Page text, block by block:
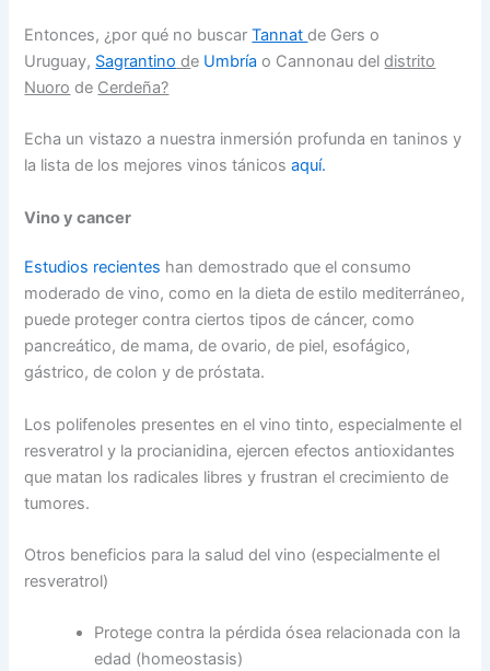
Entonces, ¿por qué no buscarTannatde Gers o
Uruguay, Sagrantino de Umbría o Cannonau deldistrito
Nuoro de Cerdeña?
Echa un vistazo a nuestra inmersión profunda en taninos y
la lista de los mejores vinos tánicosaquí.
Vino y cancer
Estudios recientes han demostrado que el consumo
moderado de vino, como en la dieta de estilo mediterráneo,
puede proteger contra ciertos tipos de cáncer, como
pancreático, de mama, de ovario, de piel, esofágico,
gástrico, de colon y de próstata.
Los polifenoles presentes en el vino tinto, especialmente el
resveratrol y la procianidina, ejercen efectos antioxidantes
que matan los radicales libres y frustran el crecimiento de
tumores.
Otros beneficios para la salud del vino (especialmente el
resveratrol)
Protege contra la pérdida ósea relacionada con la
edad (homeostasis)